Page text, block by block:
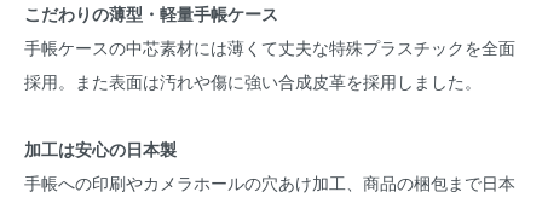
こだわりの薄型・軽量手帳ケース
手帳ケースの中芯素材には薄くて丈夫な特殊プラスチックを全面
採用。また表面は汚れや傷に強い合成皮革を採用しました。
加工は安心の日本製
手帳への印刷やカメラホールの穴あけ加工、商品の梱包まで日本